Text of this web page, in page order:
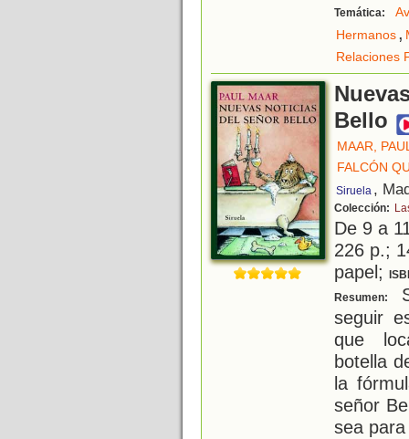
Temática:
Hermanos,
Relaciones
Bello
MAAR,
FALCÓN
Siruela ,
Colección:
De 9 a
226 p.;
papel;
Resumen:
seguir
que
botella
la
señor
sea